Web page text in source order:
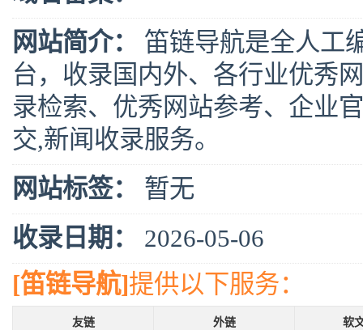
网站简介：
笛链导航是全人工
台，收录国内外、各行业优秀
录检索、优秀网站参考、企业
交,新闻收录服务。
网站标签：
暂无
收录日期：
2026-05-06
[笛链导航]提供以下服务：
友链 外链 软